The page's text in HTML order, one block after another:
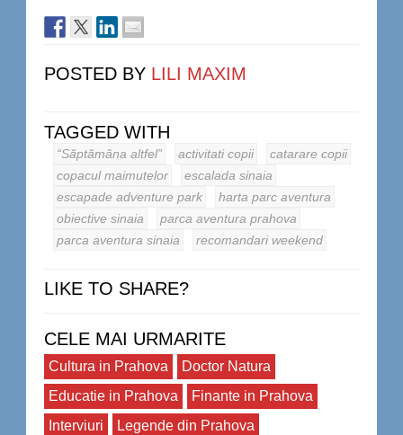
POSTED BY LILI MAXIM
TAGGED WITH
“Săptămâna altfel” activitati copii
catarare copii
copacul maimutelor
escalada sinaia
escapade adventure park
harta parc aventura
obiective sinaia
parca aventura prahova
parca aventura sinaia
recomandari weekend
LIKE TO SHARE?
CELE MAI URMARITE
Cultura in Prahova
Doctor Natura
Educatie in Prahova
Finante in Prahova
Interviuri
Legende din Prahova